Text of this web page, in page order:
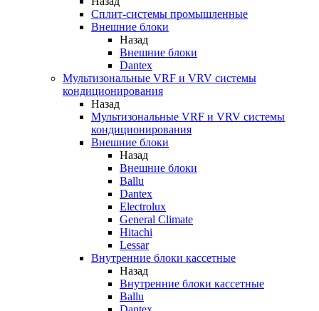
Сплит-системы промышленные
Внешние блоки
Назад
Внешние блоки
Dantex
Мультизональные VRF и VRV системы
кондиционирования
Назад
Мультизональные VRF и VRV системы
кондиционирования
Внешние блоки
Назад
Внешние блоки
Ballu
Dantex
Electrolux
General Climate
Hitachi
Lessar
Внутренние блоки кассетные
Назад
Внутренние блоки кассетные
Ballu